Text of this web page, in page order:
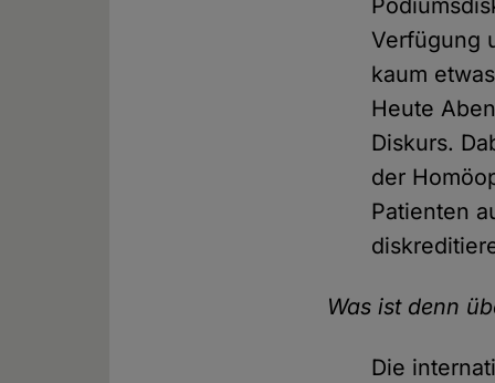
Verfügung
kaum
Heute
Diskurs.
der
Patienten
Was ist denn
Die